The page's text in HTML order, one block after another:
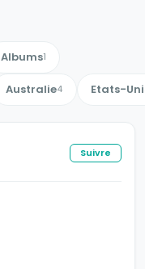
Albums1
Australie4 Etats-
Suivre